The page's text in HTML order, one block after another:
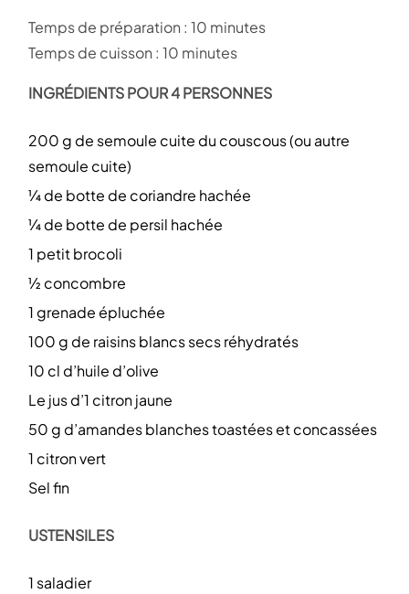
Temps de préparation : 10 minutes
Temps de cuisson : 10 minutes
INGRÉDIENTS POUR 4 PERSONNES
200 g de semoule cuite du couscous (ou autre
semoule cuite)
¼ de botte de coriandre hachée
¼ de botte de persil hachée
1 petit brocoli
½ concombre
1 grenade épluchée
100 g de raisins blancs secs réhydratés
10 cl d’huile d’olive
Le jus d’1 citron jaune
50 g d’amandes blanches toastées et concassées
1 citron vert
Sel fin
USTENSILES
1 saladier